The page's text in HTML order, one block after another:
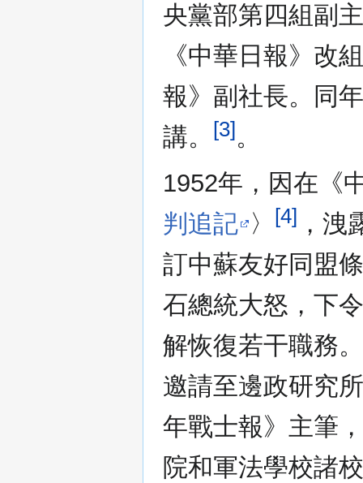
央黨部第四組副
《中華日報》改
報》副社長。同
講。
[3]。
1952年，因在《
判追記 〉 [4] ，
訂中蘇友好同盟
石總統大怒，下
解恢復若干職務
邀請至邊政研究
年戰士報》主筆
院和軍法學校諸